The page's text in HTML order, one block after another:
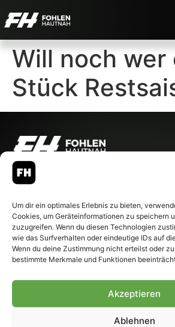
Um dir ein optimales Erlebnis zu bieten,
Cookies, um Geräteinformationen zu speichern
zuzugreifen. Wenn du diesen Technologien
wie das Surfverhalten oder eindeutige IDs auf
Wenn du deine Zustimmung nicht erteilst oder
bestimmte Merkmale und Funktionen
Akzeptieren
Ablehnen
Will noch wer
Stück
© 2007-2026 Fohlen-Hautnah.de
– Alle rechte vorbehalten.
offiziell eingetragenes Magazin
bei der Deutschen
Nationalbibliothek (ISSN 1868-
8233). Nachdruck und
Weiterverarbeitung, auch
auszugsweise, nur mit